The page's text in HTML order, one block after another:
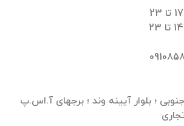
؛ بلوار آیینه وند ؛ برجهای آ.اس.پ